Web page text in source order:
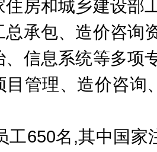
住房和城乡建设部
总承包、造价咨询
、信息系统等多项
目管理、造价咨询
650名,其中国家